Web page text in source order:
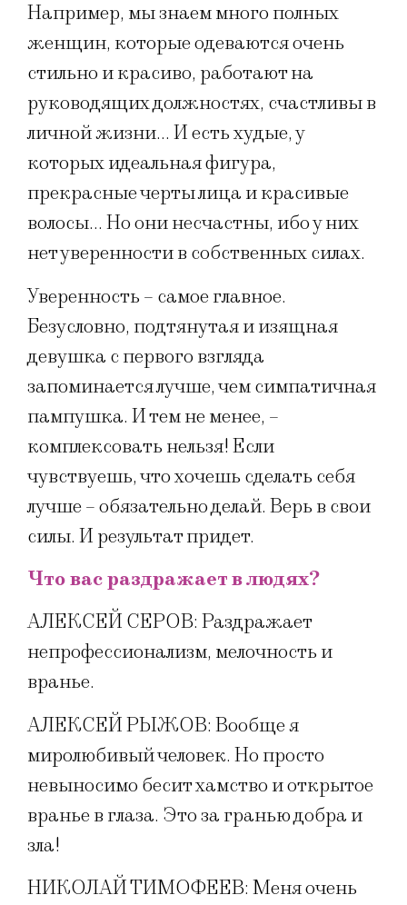
Например, мы знаем много полных
женщин, которые одеваются очень
стильно и красиво, работают на
руководящих должностях, счастливы в
личной жизни… И есть худые, у
которых идеальная фигура,
прекрасные черты лица и красивые
волосы… Но они несчастны, ибо у них
нет уверенности в собственных силах.
Уверенность – самое главное.
Безусловно, подтянутая и изящная
девушка с первого взгляда
запоминается лучше, чем симпатичная
пампушка. И тем не менее, –
комплексовать нельзя! Если
чувствуешь, что хочешь сделать себя
лучше – обязательно делай. Верь в свои
силы. И результат придет.
Что вас раздражает в людях?
АЛЕКСЕЙ СЕРОВ: Раздражает
непрофессионализм, мелочность и
вранье.
АЛЕКСЕЙ РЫЖОВ: Вообще я
миролюбивый человек. Но просто
невыносимо бесит хамство и открытое
вранье в глаза. Это за гранью добра и
зла!
НИКОЛАЙ ТИМОФЕЕВ: Меня очень